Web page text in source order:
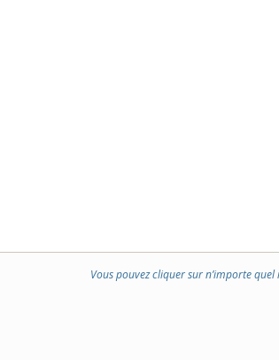
Vous pouvez cliquer sur n’importe